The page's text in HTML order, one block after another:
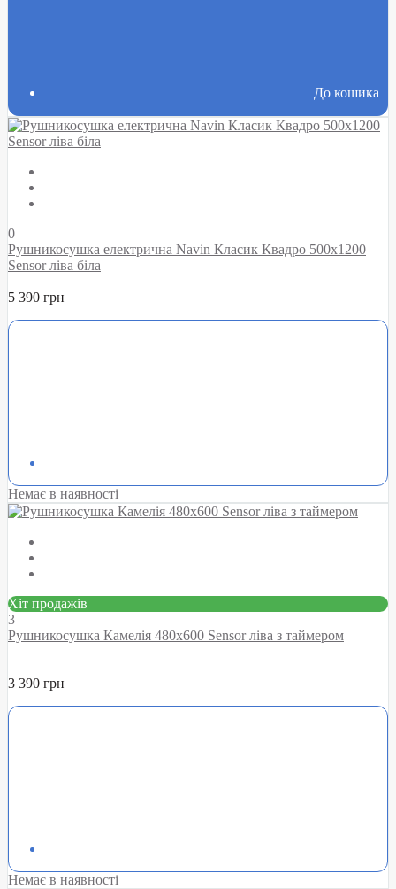
До кошика
0
Рушникосушка електрична Navin Класик Квадро 500х1200
Sensor ліва біла
5 390 грн
Немає в наявності
Хіт продажів
3
Рушникосушка Камелія 480х600 Sensor ліва з таймером
3 390 грн
Немає в наявності